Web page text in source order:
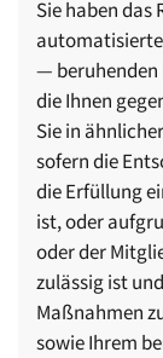
Sie haben
— beruhenden
die Ihnen
Sie in
sofern die
die Erfüllung
ist, oder
oder der
zulässig ist
Maßnahmen
sowie Ihrem